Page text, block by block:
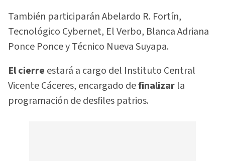
También participarán Abelardo R. Fortín,
Tecnológico Cybernet, El Verbo, Blanca Adriana
Ponce Ponce y Técnico Nueva Suyapa.
El cierre estará a cargo del Instituto Central
Vicente Cáceres, encargado definalizar la
programación de desfiles patrios.